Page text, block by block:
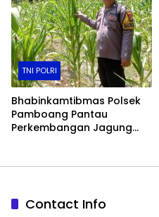
TNI POLRI
Bhabinkamtibmas Polsek
Pamboang Pantau
Perkembangan Jagung
Contact Info